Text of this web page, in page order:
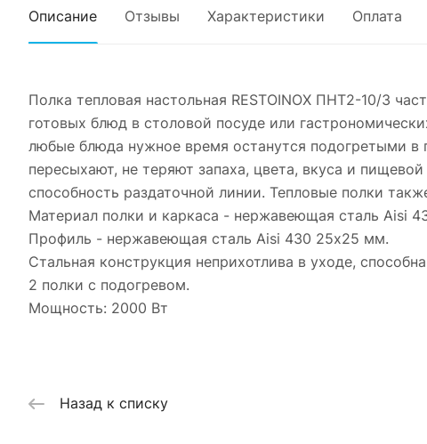
Описание Отзывы Характеристики Оплата
Полка тепловая настольная RESTOINOX ПНТ2-10/3
готовых блюд в столовой посуде или
любые блюда нужное время останутся подогретыми в
пересыхают, не теряют запаха, цвета, вкуса и
способность раздаточной линии. Тепловые полки
Материал полки и каркаса - нержавеющая сталь Aisi
Профиль - нержавеющая сталь Aisi 430 25х25 мм.
Стальная конструкция неприхотлива в уходе,
2 полки с подогревом.
Мощность: 2000 Вт
Назад к списку